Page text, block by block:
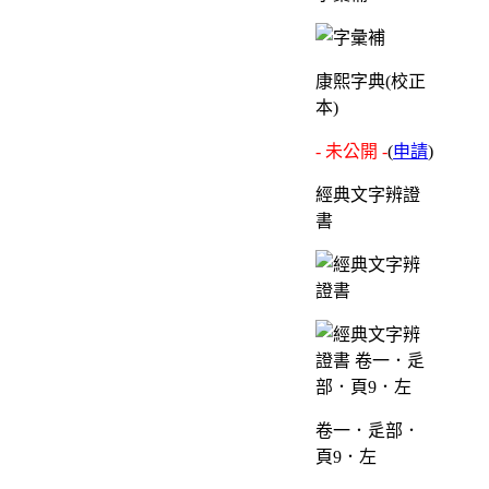
康熙字典(校正
本)
- 未公開 -(申請)
經典文字辨證
書
卷一．辵部．
頁9．左